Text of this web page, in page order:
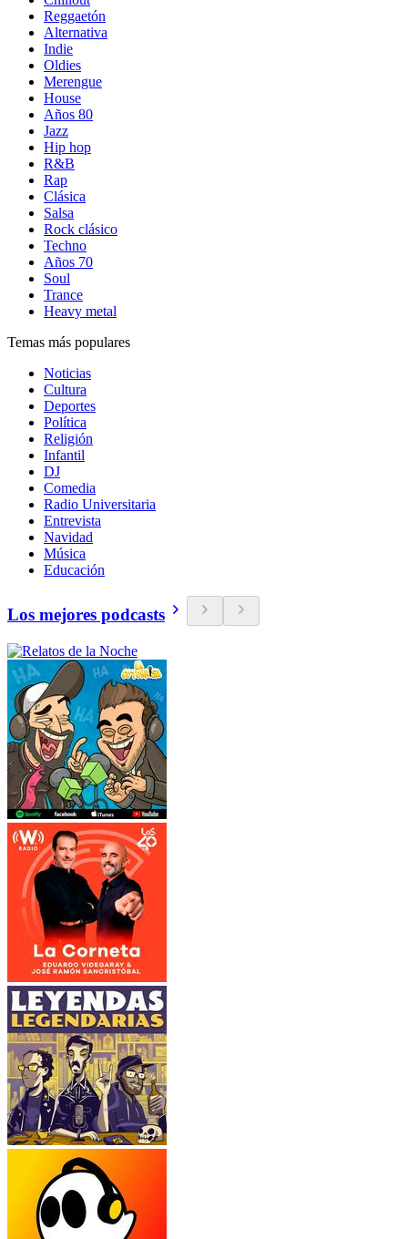
Reggaetón
Alternativa
Indie
Oldies
Merengue
House
Años 80
Jazz
Hip hop
R&B
Rap
Clásica
Salsa
Rock clásico
Techno
Años 70
Soul
Trance
Heavy metal
Temas más populares
Noticias
Cultura
Deportes
Política
Religión
Infantil
DJ
Comedia
Radio Universitaria
Entrevista
Navidad
Música
Educación
Los mejores podcasts